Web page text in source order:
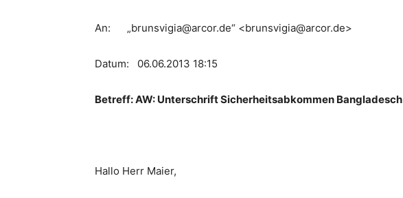
An: „brunsvigia@arcor.de“ <brunsvigia@arcor.de>
Datum: 06.06.2013 18:15
Betreff: AW: Unterschrift Sicherheitsabkommen Bangladesch
Hallo Herr Maier,